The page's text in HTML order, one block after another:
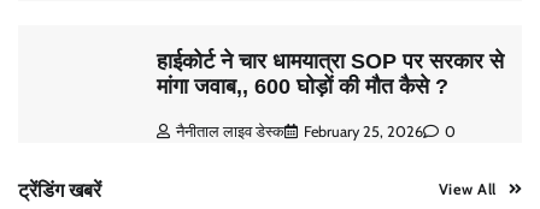
हाईकोर्ट ने चार धामयात्रा SOP पर सरकार से
मांगा जवाब,, 600 घोड़ों की मौत कैसे ?
नैनीताल लाइव डेस्क February 25, 2026 0
ट्रेंडिंग खबरें View All